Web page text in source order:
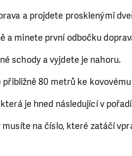
a projdete prosklenými
a minete první odbočku
schody a vyjdete je nahoru.
80 metrů ke
je hned následující v
na číslo, které zatáčí